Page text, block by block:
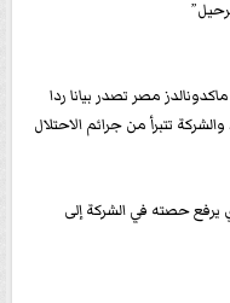
مصر تصدر بيانا ردا
تتبرأ من جرائم الاحتلال
يرفع حصته في الشركة إلى